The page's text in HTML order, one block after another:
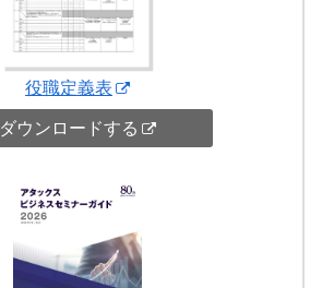
役職定義表
ダウンロードする